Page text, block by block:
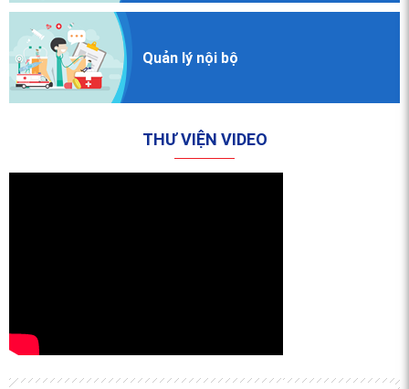
Quản lý nội bộ
THƯ VIỆN VIDEO